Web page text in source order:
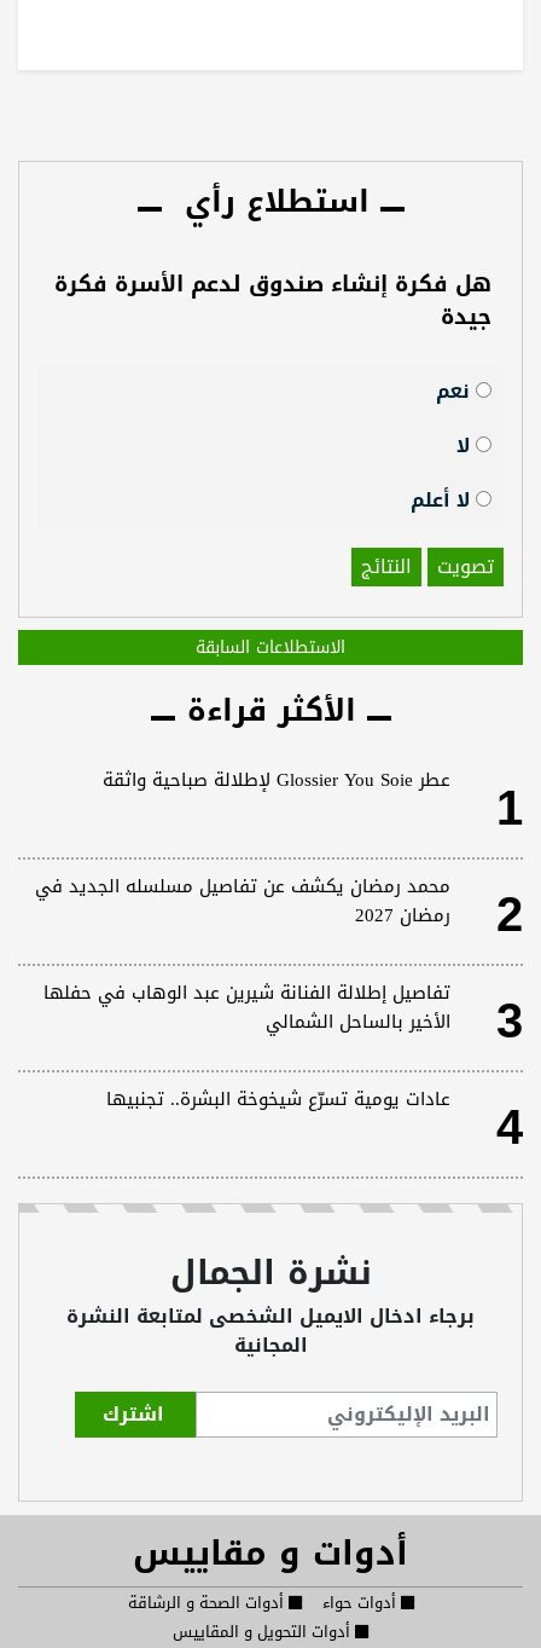
استطلاع رأي
هل فكرة إنشاء صندوق لدعم الأسرة فكرة
جيدة
نعم
لا
لا أعلم
تصويت
النتائج
الاستطلاعات السابقة
الأكثر قراءة
1 عطر Glossier You Soie لإطلالة صباحية واثقة
2
محمد رمضان يكشف عن تفاصيل مسلسله الجديد في
رمضان 2027
3
تفاصيل إطلالة الفنانة شيرين عبد الوهاب في حفلها
الأخير بالساحل الشمالي
4 عادات يومية تسرّع شيخوخة البشرة.. تجنبيها
نشرة الجمال
برجاء ادخال الايميل الشخصى لمتابعة النشرة
المجانية
أدوات و مقاييس
أدوات حواء
أدوات الصحة و الرشاقة
أدوات التحويل و المقاييس